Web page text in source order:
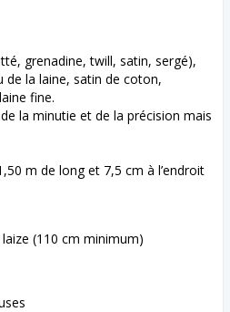
grenadine, twill, satin, sergé),
la laine, satin de coton,
fine.
la minutie et de la précision mais
m de long et 7,5 cm à l’endroit
(110 cm minimum)